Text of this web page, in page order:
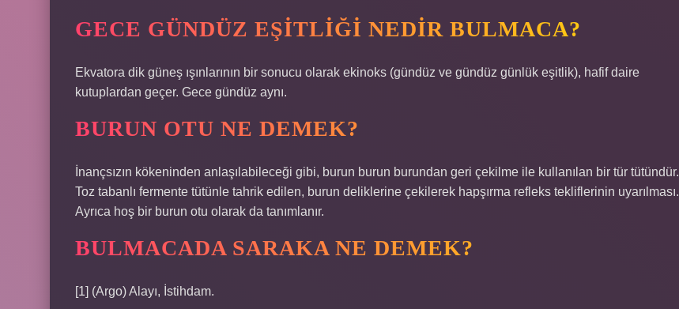
GECE GÜNDÜZ EŞITLIĞI NEDIR BULMACA?
Ekvatora dik güneş ışınlarının bir sonucu olarak ekinoks (gündüz ve gündüz günlük eşitlik), hafif daire
kutuplardan geçer. Gece gündüz aynı.
BURUN OTU NE DEMEK?
İnançsızın kökeninden anlaşılabileceği gibi, burun burun burundan geri çekilme ile kullanılan bir tür tütündür.
Toz tabanlı fermente tütünle tahrik edilen, burun deliklerine çekilerek hapşırma refleks tekliflerinin uyarılması.
Ayrıca hoş bir burun otu olarak da tanımlanır.
BULMACADA SARAKA NE DEMEK?
[1] (Argo) Alayı, İstihdam.